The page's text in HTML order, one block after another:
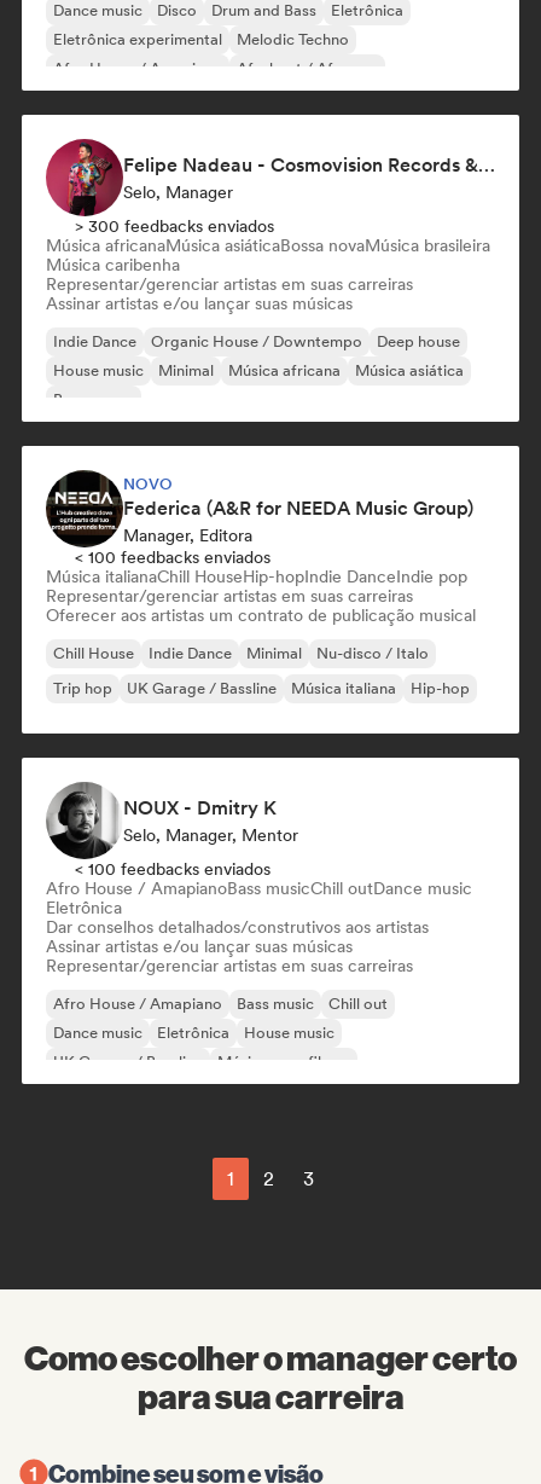
Dance music Disco Drum and Bass
Eletrônica
Eletrônica experimental
Melodic Techno
Afro House / Amapiano
Afrobeat / Afropop
Felipe Nadeau - Cosmovision Records & Ritmos del Sur
Selo, Manager
> 300 feedbacks enviados
Música africanaMúsica asiáticaBossa novaMúsica brasileira
Música caribenha
Representar/gerenciar artistas em suas carreiras
Assinar artistas e/ou lançar suas músicas
Indie Dance Organic House / Downtempo
Deep house
House music
Minimal Música africana
Música asiática
Bossa nova
NOVO
Federica (A&R for NEEDA Music Group)
Manager, Editora
< 100 feedbacks enviados
Música italianaChill HouseHip-hopIndie DanceIndie pop
Representar/gerenciar artistas em suas carreiras
Oferecer aos artistas um contrato de publicação musical
Chill House Indie Dance Minimal
Nu-disco / Italo
Trip hop
UK Garage / Bassline Música italiana Hip-hop
NOUX - Dmitry K
Selo, Manager, Mentor
< 100 feedbacks enviados
Afro House / AmapianoBass musicChill outDance music
Eletrônica
Dar conselhos detalhados/construtivos aos artistas
Assinar artistas e/ou lançar suas músicas
Representar/gerenciar artistas em suas carreiras
Afro House / Amapiano Bass music
Chill out
Dance music
Eletrônica
House music
UK Garage / Bassline
Música para filmes
1 2 3
Como escolher o manager certo
para sua carreira
Combine seu som e visão